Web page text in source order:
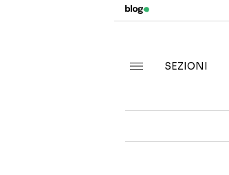
SEZIONI